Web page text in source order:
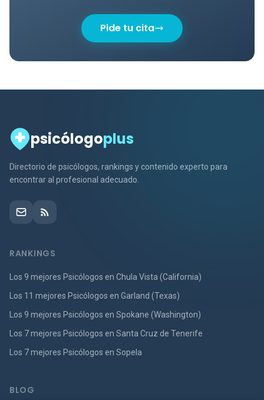
Pide tu cita
psicólogoplus
Directorio de psicólogos, rankings y contenido experto para
encontrar al profesional adecuado.
RANKINGS
Los 9 mejores Psicólogos en Chula Vista (California)
Los 11 mejores Psicólogos en Garland (Texas)
Los 9 mejores Psicólogos en Spokane (Washington)
Los 7 mejores Psicólogos en Santa Cruz de Tenerife
Los 7 mejores Psicólogos en Sopela
BLOG